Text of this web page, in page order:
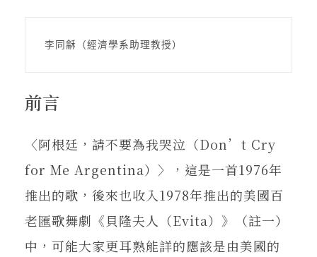
書評書介
東華風景
李同龢（經濟學系助理教授）
前言
〈阿根廷，請不要為我哭泣（Don’t Cry
for Me Argentina）〉，這是一首1976年
推出的歌，後來也收入1978年推出的美國百
老匯歌舞劇《貝隆夫人（Evita）》（註一）
中，可能大家更耳熟能詳的應該是由美國的